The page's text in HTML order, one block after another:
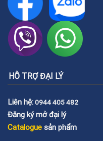
HỖ TRỢ ĐẠI LÝ
Liên hệ:0944 405 482
Đăng ký mở đại lý
Catalogue sản phẩm